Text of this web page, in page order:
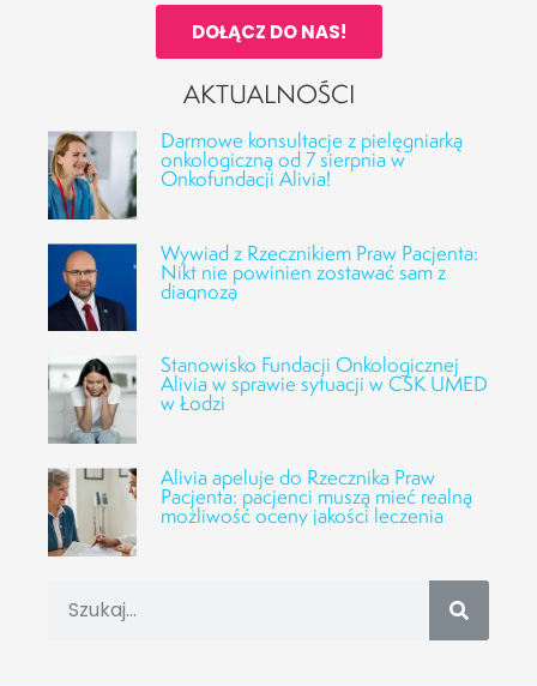
DOŁĄCZ DO NAS!
AKTUALNOŚCI
Darmowe konsultacje z pielęgniarką
onkologiczną od 7 sierpnia w
Onkofundacji Alivia!
Wywiad z Rzecznikiem Praw Pacjenta:
Nikt nie powinien zostawać sam z
diagnozą
Stanowisko Fundacji Onkologicznej
Alivia w sprawie sytuacji w CSK UMED
w Łodzi
Alivia apeluje do Rzecznika Praw
Pacjenta: pacjenci muszą mieć realną
możliwość oceny jakości leczenia